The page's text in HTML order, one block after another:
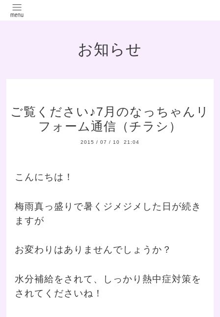
お知らせ
ご覧ください♪7月のなっちゃんリ
フォーム通信（チラシ）
2015 / 07 / 10 21:04
こんにちは！
梅雨真っ盛りで暑くジメジメした日が続き
ますが
お変わりはありませんでしょうか？
水分補給をされて、しっかり熱中症対策を
されてくださいね！